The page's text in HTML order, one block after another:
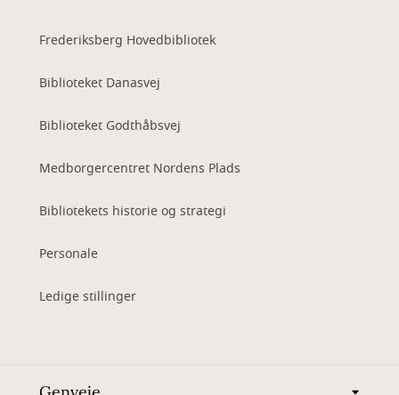
Frederiksberg Hovedbibliotek
Biblioteket Danasvej
Biblioteket Godthåbsvej
Medborgercentret Nordens Plads
Bibliotekets historie og strategi
Personale
Ledige stillinger